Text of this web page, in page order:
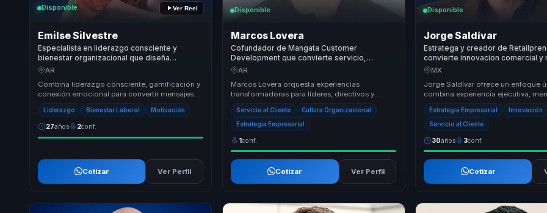
Disponible Ver Reel
Emilse Silvestre
Especialista en liderazgo consciente y
bienestar organizacional que diseña
experiencias para reforzar comunicación,
AR
Combina liderazgo consciente, gamificación y
conexión emocional para convertir mensajes
corporativos en experiencias memorables. Su
valor...
Liderazgo Bienestar Laboral Motivación
27años 2conf.
Cotizar Ver Perfil
Disponible
Marcos Lovera
Cofundador de Mangata Customer
Development que convierte servicio,
experiencia del cliente y ventas en
empresas.
AR
Marcos Lovera orquesta experiencias
transformadoras para líderes, directivos y
responsables de equipos, ayudándoles a dejar
atrás equipos...
Servicio al Cliente Cultura Organizacional
Estrategia Empresarial
1conf.
Cotizar Ver Perfil
Disponible
Jorge Saldívar
Estratega y creador de
convierte innovacion comercial y
ventaja competitiva para lideres
MX
Jorge Saldívar ofrece un enfoque
combina experiencia ejecutiva,
emprendedora y desarrollo
metodología Ret...
Estrategia Empresarial Innovación
Servicio al Cliente
30años 3conf.
Cotizar